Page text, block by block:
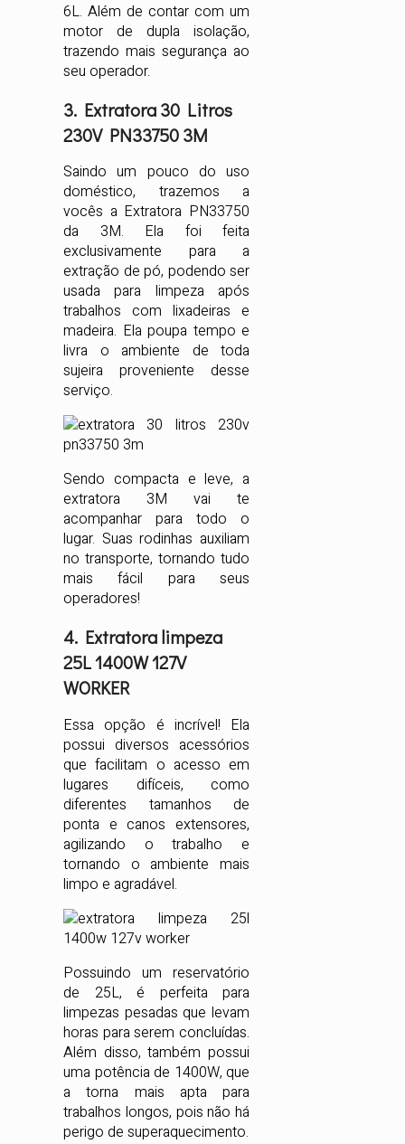
6L. Além de contar com um
motor de dupla isolação,
trazendo mais segurança ao
seu operador.
3. Extratora 30 Litros
230V PN33750 3M
Saindo um pouco do uso
doméstico, trazemos a
vocês a Extratora PN33750
da 3M. Ela foi feita
exclusivamente para a
extração de pó, podendo ser
usada para limpeza após
trabalhos com lixadeiras e
madeira. Ela poupa tempo e
livra o ambiente de toda
sujeira proveniente desse
serviço.
Sendo compacta e leve, a
extratora 3M vai te
acompanhar para todo o
lugar. Suas rodinhas auxiliam
no transporte, tornando tudo
mais fácil para seus
operadores!
4. Extratora limpeza
25L 1400W 127V
WORKER
Essa opção é incrível! Ela
possui diversos acessórios
que facilitam o acesso em
lugares difíceis, como
diferentes tamanhos de
ponta e canos extensores,
agilizando o trabalho e
tornando o ambiente mais
limpo e agradável.
Possuindo um reservatório
de 25L, é perfeita para
limpezas pesadas que levam
horas para serem concluídas.
Além disso, também possui
uma potência de 1400W, que
a torna mais apta para
trabalhos longos, pois não há
perigo de superaquecimento.